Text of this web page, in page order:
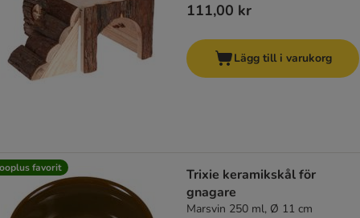
111,00 kr
Lägg till i varukorg
favorit
Trixie keramikskål för
gnagare
Marsvin 250 ml, Ø 11 cm